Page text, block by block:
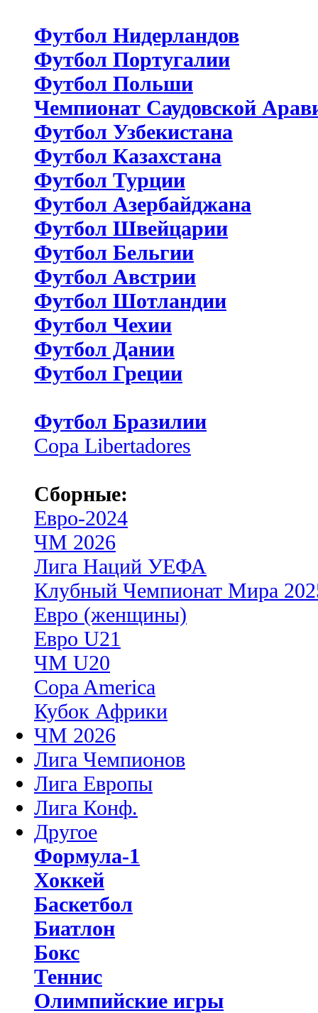
Футбол Нидерландов
Футбол Португалии
Футбол Польши
Чемпионат Саудовской
Футбол Узбекистана
Футбол Казахстана
Футбол Турции
Футбол Азербайджана
Футбол Швейцарии
Футбол Бельгии
Футбол Австрии
Футбол Шотландии
Футбол Чехии
Футбол Дании
Футбол Греции
Футбол Бразилии
Copa Libertadores
Сборные:
Евро-2024
ЧМ 2026
Лига Наций УЕФА
Клубный Чемпионат Мира
Евро (женщины)
Евро U21
ЧМ U20
Copa America
Кубок Африки
ЧМ 2026
Лига Чемпионов
Лига Европы
Лига Конф.
Другое
Формула-1
Хоккей
Баскетбол
Биатлон
Бокс
Теннис
Олимпийские игры